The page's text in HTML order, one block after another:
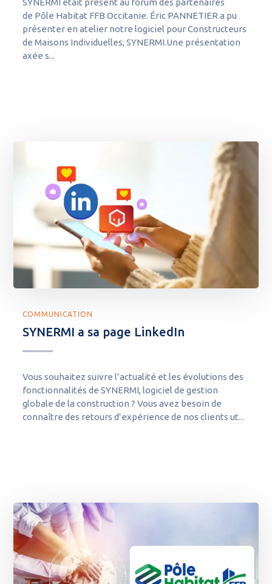
SYNERMI était présent au forum des partenaires
de Pôle Habitat FFB Occitanie. Éric PANNETIER a pu
présenter en atelier notre logiciel pour Constructeurs
de Maisons Individuelles, SYNERMI.Une présentation
axée s...
COMMUNICATION
SYNERMI a sa page LinkedIn
Vous souhaitez suivre l’actualité et les évolutions des
fonctionnalités de SYNERMI, logiciel de gestion
globale de la construction ? Vous avez besoin de
connaître des retours d’expérience de nos clients ut...